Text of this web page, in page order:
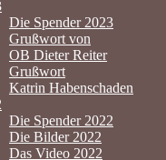
Die Spender 2023
Grußwort von
OB Dieter Reiter
Grußwort
Katrin Habenschaden
Die Spender 2022
Die Bilder 2022
Das Video 2022